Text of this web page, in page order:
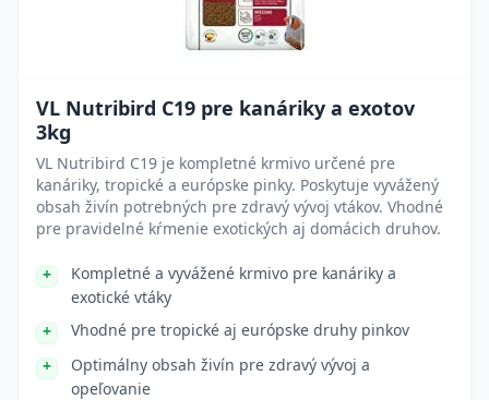
VL Nutribird C19 pre kanáriky a exotov
3kg
VL Nutribird C19 je kompletné krmivo určené pre
kanáriky, tropické a európske pinky. Poskytuje vyvážený
obsah živín potrebných pre zdravý vývoj vtákov. Vhodné
pre pravidelné kŕmenie exotických aj domácich druhov.
Kompletné a vyvážené krmivo pre kanáriky a
exotické vtáky
Vhodné pre tropické aj európske druhy pinkov
Optimálny obsah živín pre zdravý vývoj a
opeľovanie